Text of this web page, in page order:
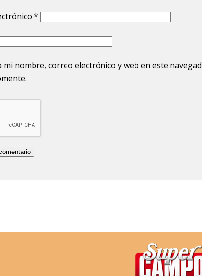
*
mi nombre, correo electrónico y web en este